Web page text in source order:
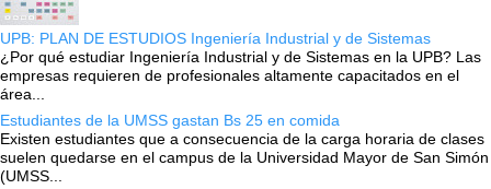
UPB: PLAN DE ESTUDIOS Ingeniería Industrial y de Sistemas
¿Por qué estudiar Ingeniería Industrial y de Sistemas en la UPB? Las
empresas requieren de profesionales altamente capacitados en el
área...
Estudiantes de la UMSS gastan Bs 25 en comida
Existen estudiantes que a consecuencia de la carga horaria de clases
suelen quedarse en el campus de la Universidad Mayor de San Simón
(UMSS...